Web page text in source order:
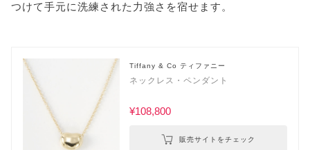
つけて手元に洗練された力強さを宿せます。
Tiffany & Co ティファニー
ネックレス・ペンダント
¥108,800
販売サイトをチェック